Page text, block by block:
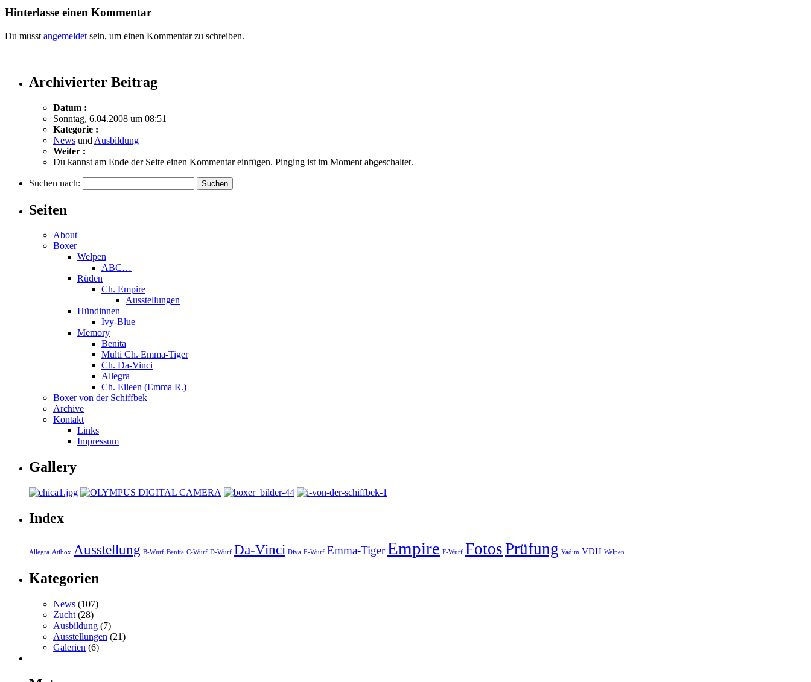
Hinterlasse einen Kommentar
Du musst angemeldet sein, um einen Kommentar zu schreiben.
Archivierter Beitrag
Datum :
Sonntag, 6.04.2008 um 08:51
Kategorie :
News und Ausbildung
Weiter :
Du kannst am Ende der Seite einen Kommentar einfügen. Pinging ist im Moment abgeschaltet.
Suchen nach:
Seiten
About
Boxer
Welpen
ABC…
Rüden
Ch. Empire
Ausstellungen
Hündinnen
Ivy-Blue
Memory
Benita
Multi Ch. Emma-Tiger
Ch. Da-Vinci
Allegra
Ch. Eileen (Emma R.)
Boxer von der Schiffbek
Archive
Kontakt
Links
Impressum
Gallery
Index
Allegra Atibox Ausstellung B-Wurf Benita C-Wurf D-Wurf Da-Vinci Diva E-Wurf Emma-TigerEmpire F-Wurf FotosPrüfung Vadim VDH Welpen
Kategorien
News (107)
Zucht (28)
Ausbildung (7)
Ausstellungen (21)
Galerien (6)